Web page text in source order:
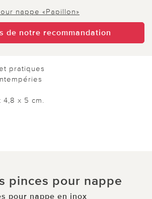
nappe «Papillon»
de notre recommandation
pratiques
4,8 x 5 cm.
pinces pour nappe
pour nappe en inox